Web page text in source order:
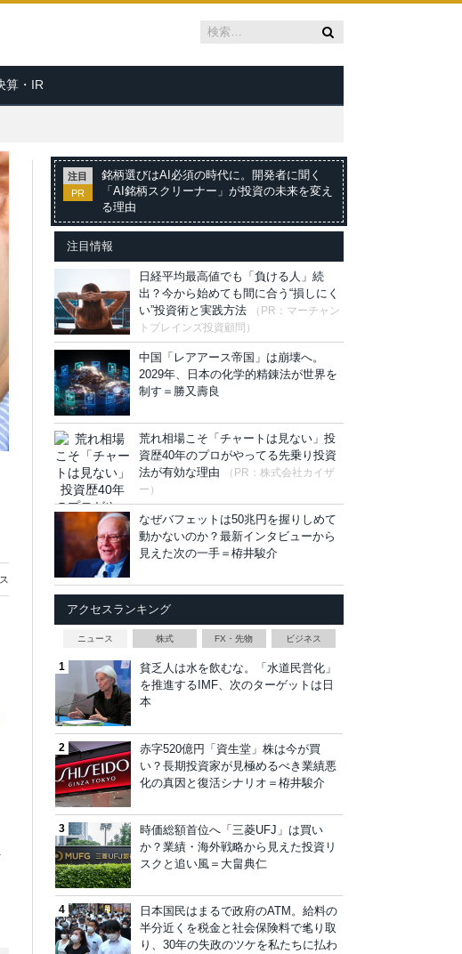
算・IR
注目
PR
銘柄選びはAI必須の時代に。開発者に聞く
「AI銘柄スクリーナー」が投資の未来を変え
る理由
注目情報
日経平均最高値でも「負ける人」続
出？今から始めても間に合う“損しにく
い”投資術と実践方法
（PR：マーチャン
トブレインズ投資顧問）
中国「レアアース帝国」は崩壊へ。
2029年、日本の化学的精錬法が世界を
制す＝勝又壽良
荒れ相場こそ「チャートは見ない」投
資歴40年のプロがやってる先乗り投資
法が有効な理由
（PR：株式会社カイザ
ー）
なぜバフェットは50兆円を握りしめて
動かないのか？最新インタビューから
見えた次の一手＝栫井駿介
アクセスランキング
ニュース 株式 FX・先物 ビジネス
貧乏人は水を飲むな。「水道民営化」
を推進するIMF、次のターゲットは日
本
赤字520億円「資生堂」株は今が買
い？長期投資家が見極めるべき業績悪
化の真因と復活シナリオ＝栫井駿介
時価総額首位へ「三菱UFJ」は買い
か？業績・海外戦略から見えた投資リ
スクと追い風＝大畠典仁
日本国民はまるで政府のATM。給料の
半分近くを税金と社会保険料で毟り取
り、30年の失政のツケを私たちに払わ